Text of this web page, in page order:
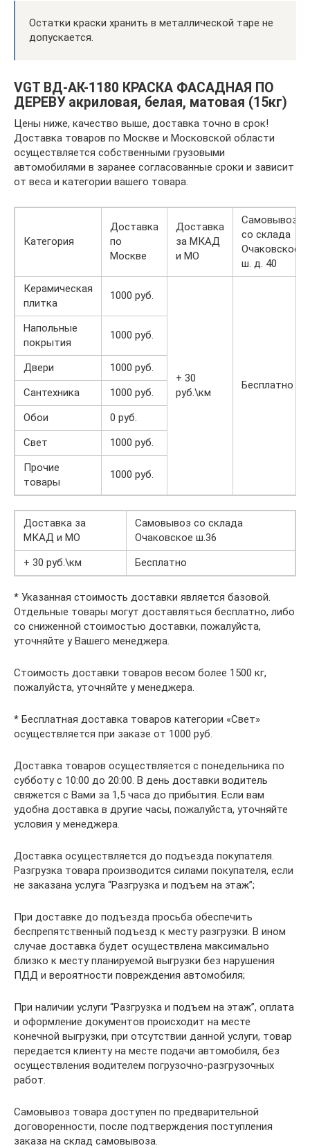
Остатки краски хранить в металлической таре не
допускается.
VGT ВД-АК-1180 КРАСКА ФАСАДНАЯ ПО
ДЕРЕВУ акриловая, белая, матовая (15кг)
Цены ниже, качество выше, доставка точно в срок!
Доставка товаров по Москве и Московской области
осуществляется собственными грузовыми
автомобилями в заранее согласованные сроки и зависит
от веса и категории вашего товара.
Категория
Доставка
по
Москве
Доставка
за МКАД
и МО
Самовывоз
со склада
Очаковское
ш. д. 40
Керамическая
плитка
1000 руб.
+ 30
руб.\км
Бесплатно
Напольные
покрытия
1000 руб.
Двери
1000 руб.
Сантехника
1000 руб.
Обои
0 руб.
Свет
1000 руб.
Прочие
товары
1000 руб.
Доставка за
МКАД и МО
Самовывоз со склада
Очаковское ш.36
+ 30 руб.\км
Бесплатно
* Указанная стоимость доставки является базовой.
Отдельные товары могут доставляться бесплатно, либо
со сниженной стоимостью доставки, пожалуйста,
уточняйте у Вашего менеджера.
Стоимость доставки товаров весом более 1500 кг,
пожалуйста, уточняйте у менеджера.
* Бесплатная доставка товаров категории «Свет»
осуществляется при заказе от 1000 руб.
Доставка товаров осуществляется с понедельника по
субботу с 10:00 до 20:00. В день доставки водитель
свяжется с Вами за 1,5 часа до прибытия. Если вам
удобна доставка в другие часы, пожалуйста, уточняйте
условия у менеджера.
Доставка осуществляется до подъезда покупателя.
Разгрузка товара производится силами покупателя, если
не заказана услуга “Разгрузка и подъем на этаж”;
При доставке до подъезда просьба обеспечить
беспрепятственный подъезд к месту разгрузки. В ином
случае доставка будет осуществлена максимально
близко к месту планируемой выгрузки без нарушения
ПДД и вероятности повреждения автомобиля;
При наличии услуги “Разгрузка и подъем на этаж”, оплата
и оформление документов происходит на месте
конечной выгрузки, при отсутствии данной услуги, товар
передается клиенту на месте подачи автомобиля, без
осуществления водителем погрузочно-разгрузочных
работ.
Самовывоз товара доступен по предварительной
договоренности, после подтверждения поступления
заказа на склад самовывоза.